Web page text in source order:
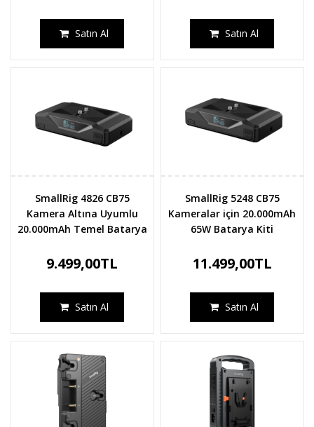
Satın Al Satın Al
SmallRig 4826 CB75
Kamera Altına Uyumlu
20.000mAh Temel Batarya
9.499,00TL
Satın Al
SmallRig 5248 CB75
Kameralar için 20.000mAh
65W Batarya Kiti
11.499,00TL
Satın Al